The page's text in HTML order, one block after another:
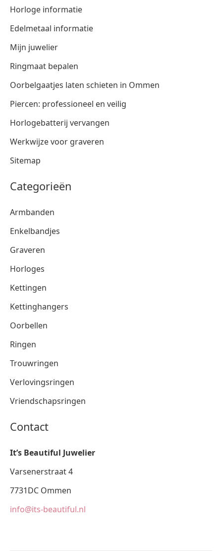
Horloge informatie
Edelmetaal informatie
Mijn juwelier
Ringmaat bepalen
Oorbelgaatjes laten schieten in Ommen
Piercen: professioneel en veilig
Horlogebatterij vervangen
Werkwijze voor graveren
Sitemap
Categorieën
Armbanden
Enkelbandjes
Graveren
Horloges
Kettingen
Kettinghangers
Oorbellen
Ringen
Trouwringen
Verlovingsringen
Vriendschapsringen
Contact
It’s Beautiful Juwelier
Varsenerstraat 4
7731DC Ommen
info@its-beautiful.nl